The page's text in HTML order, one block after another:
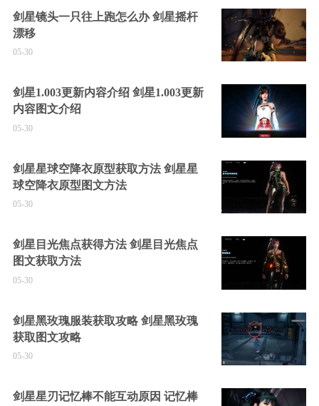
剑星镜头一只往上跑怎么办 剑星摇杆
漂移
05-30
剑星1.003更新内容介绍 剑星1.003更新
内容图文介绍
05-30
剑星星球空降衣原型获取方法 剑星星
球空降衣原型图文方法
05-30
剑星目光焦点获得方法 剑星目光焦点
图文获取方法
05-30
剑星黑玫瑰服装获取攻略 剑星黑玫瑰
获取图文攻略
05-30
剑星星刃记忆棒不能互动原因 记忆棒